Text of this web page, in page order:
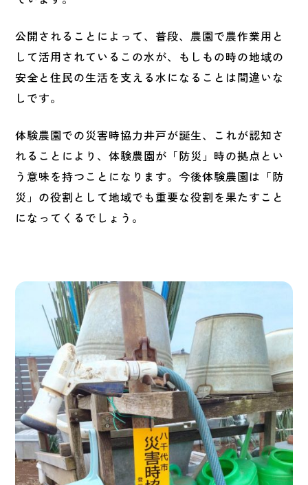
公開されることによって、普段、農園で農作業用と
して活用されているこの水が、もしもの時の地域の
安全と住民の生活を支える水になることは間違いな
しです。
体験農園での災害時協力井戸が誕生、これが認知さ
れることにより、体験農園が「防災」時の拠点とい
う意味を持つことになります。今後体験農園は「防
災」の役割として地域でも重要な役割を果たすこと
になってくるでしょう。